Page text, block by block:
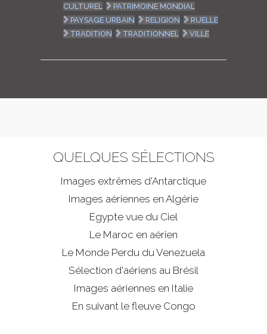
CULTUREL
PATRIMOINE MONDIAL
PAYSAGE URBAIN
RELIGION
RUELLE
TRADITION
TRADITIONNEL VILLE
QUELQUES SÉLECTIONS
Images extrêmes d'Antarctique
Images aériennes en Algérie
Egypte vue du Ciel
Le Maroc en aérien
Le Monde Perdu du Venezuela
Sélection d'aériens au Brésil
Images aériennes en Italie
En suivant le fleuve Congo